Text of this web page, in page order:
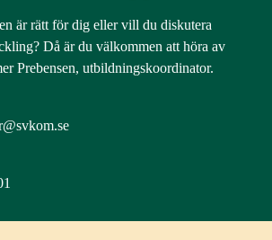
är rätt för dig eller vill du diskutera
Då är du välkommen att höra av
Prebensen, utbildningskoordinator.